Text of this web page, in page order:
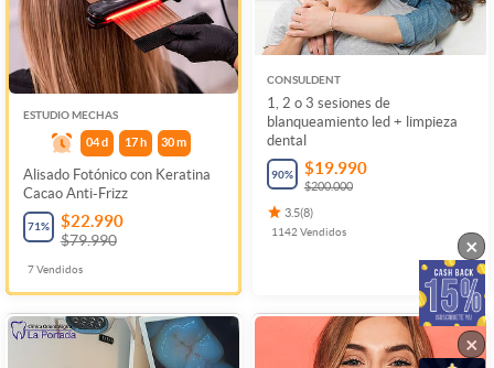
ESTUDIO MECHAS
04 d 17 h 30m
Alisado Fotónico con Keratina
Cacao Anti-Frizz
71% $22.990
$79.990
7Vendidos
CONSULDENT
1, 2 o 3 sesiones de
blanqueamiento led + limpieza
dental
90% $19.990
$200.000
3.5(8)
1142 Vendidos
×
×